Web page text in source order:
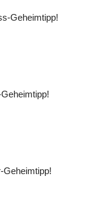
Geheimtipp!
Geheimtipp!